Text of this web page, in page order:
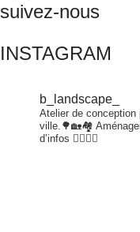
suivez-nous
INSTAGRAM
b_landscape_
Atelier de conception
ville.🌳🏡🏘
d’infos 👇🏾👇🏾